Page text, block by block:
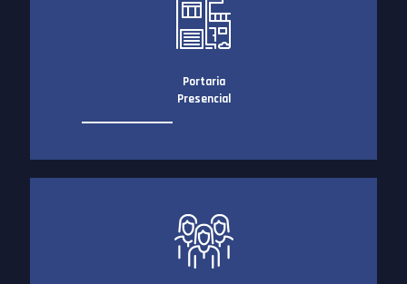
Portaria
Presencial